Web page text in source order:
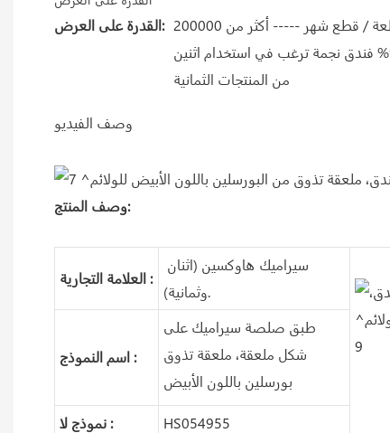
القدرة على العرض: 200000 قطعة / قطع شهر ----- أكثر من
90% فندق نجمة ترغب في استخدام اثنين
من المنتجات الثمانية
وصف الفيديو
وصف المنتج:
العلامة التجارية :
وثمانية).
اسم النموذج :
طبق صلصة سيراميك على
شكل ملعقة، ملعقة تذوق
بورسلين باللون الأبيض
نموذج لا : HS054955